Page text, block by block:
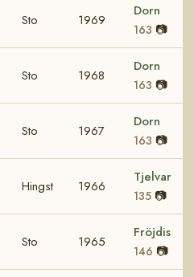
Sto 1969
Dorn
163 📷
Sto 1968
Dorn
163 📷
Sto 1967
Dorn
163 📷
Hingst 1966
Tjelvar
135 📷
Sto 1965
Fröjdis
146 📷